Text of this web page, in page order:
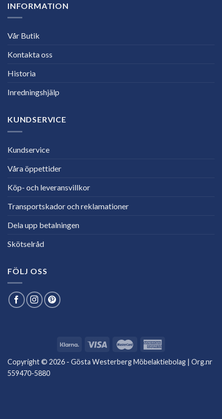
INFORMATION
Vår Butik
Kontakta oss
Historia
Inredningshjälp
KUNDSERVICE
Kundservice
Våra öppettider
Köp- och leveransvillkor
Transportskador och reklamationer
Dela upp betalningen
Skötselråd
FÖLJ OSS
Copyright © 2026 - Gösta Westerberg Möbelaktiebolag | Org.nr
559470-5880